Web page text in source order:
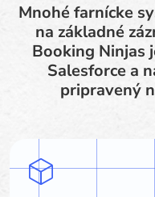
Mnohé farnícke
na základné
Booking Ninjas
Salesforce a
pripravený